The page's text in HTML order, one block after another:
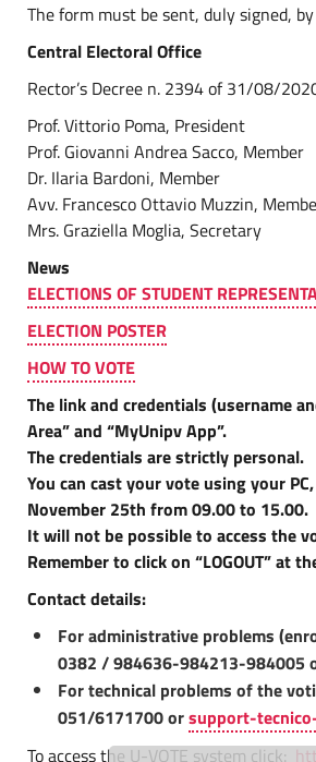
The form must be sent, duly signed,
Central Electoral Office
Rector’s Decree n. 2394 of 31/08/
Prof. Vittorio Poma, President
Prof. Giovanni Andrea Sacco, Member
Dr. Ilaria Bardoni, Member
Avv. Francesco Ottavio Muzzin,
Mrs. Graziella Moglia, Secretary
News
ELECTIONS OF STUDENT
ELECTION POSTER
HOW TO VOTE
The link and credentials (username
Area” and “MyUnipv App”.
The credentials are strictly personal.
You can cast your vote using your
November 25th from 09.00 to 15.00.
It will not be possible to access the
Remember to click on “LOGOUT” at
Contact details:
For administrative problems
0382 / 984636-984213-984005
For technical problems of the
051/6171700 orsupport-
To access the U-VOTE system click: